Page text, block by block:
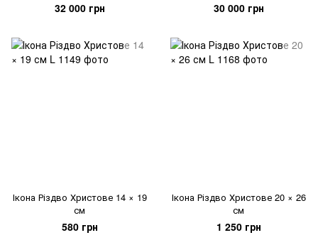
32 000 грн 30 000 грн
Ікона Різдво Христове 14 × 19
см
580 грн
Ікона Різдво Христове 20 × 26
см
1 250 грн